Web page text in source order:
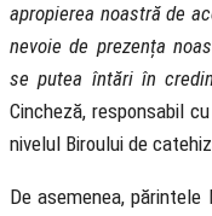
apropierea noastră de
nevoie de prezența
se putea întări în
Cincheză, responsabil
nivelul Biroului de
De asemenea, părintele